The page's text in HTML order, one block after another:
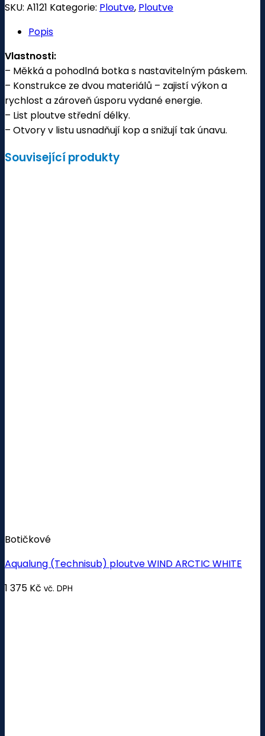
SKU: A1121 Kategorie: Ploutve, Ploutve
Popis
Vlastnosti:
– Měkká a pohodlná botka s nastavitelným páskem.
– Konstrukce ze dvou materiálů – zajistí výkon a
rychlost a zároveň úsporu vydané energie.
– List ploutve střední délky.
– Otvory v listu usnadňují kop a snižují tak únavu.
Související produkty
Botičkové
Aqualung (Technisub) ploutve WIND ARCTIC WHITE
1 375 Kč vč. DPH